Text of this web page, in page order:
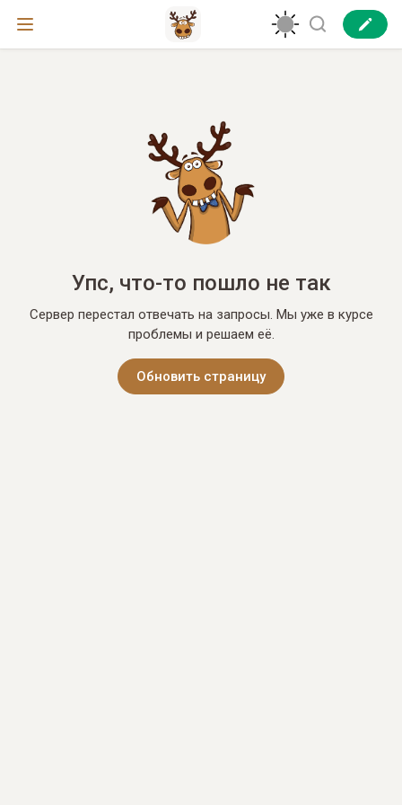
Упс, что-то пошло не так
Сервер перестал отвечать на запросы. Мы уже в курсе
проблемы и решаем её.
Обновить страницу